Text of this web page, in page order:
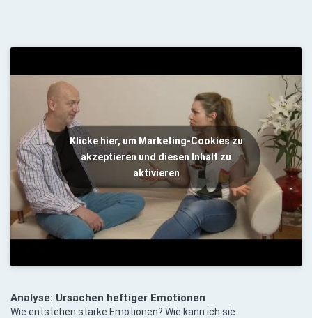
Klicke hier, um Marketing-Cookies zu
akzeptieren und diesen Inhalt zu
aktivieren
Analyse: Ursachen heftiger Emotionen
Wie entstehen starke Emotionen? Wie kann ich sie